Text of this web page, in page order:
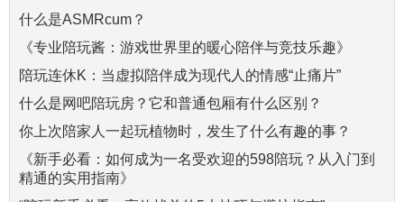
什么是ASMRcum？
《专业陪玩酱：游戏世界里的暖心陪伴与竞技乐趣》
陪玩连休K：当虚拟陪伴成为现代人的情感“止痛片”
什么是网吧陪玩房？它和普通包厢有什么区别？
你上次陪家人一起玩植物时，发生了什么有趣的事？
《新手必看：如何成为一名受欢迎的598陪玩？从入门到
精通的实用指南》